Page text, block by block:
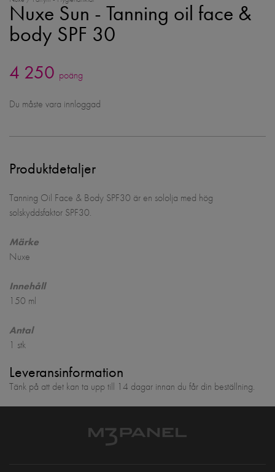
Nuxe Sun - Tanning oil face &
body SPF 30
4 250 poäng
Du måste vara innloggad
Produktdetaljer
Tanning Oil Face & Body SPF30 är en sololja med hög
solskyddsfaktor SPF30.
Märke
Nuxe
Innehåll
150 ml
Antal
1 stk
Leveransinformation
Tänk på att det kan ta upp till 14 dagar innan du får din beställning.